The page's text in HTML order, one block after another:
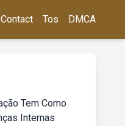
Contact Tos DMCA
Tem Como
Internas